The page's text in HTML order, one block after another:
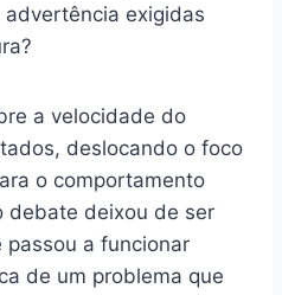
exigidas
a velocidade do
deslocando o foco
o comportamento
debate deixou de ser
a funcionar
de um problema que